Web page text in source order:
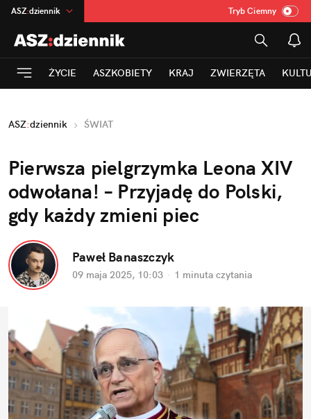
ASZ:dziennik
na:Temat
INN:Poland
mama
Rozrywka
Tryb Ciemny
ŻYCIE ASZKOBIETY KRAJ ZWIERZĘTA
ASZ:dziennik ŚWIAT
Pierwsza pielgrzymka Leona XIV
odwołana! – Przyjadę do Polski,
gdy każdy zmieni piec
Paweł Banaszczyk
09 maja 2025, 10:03 · 1 minuta czytania